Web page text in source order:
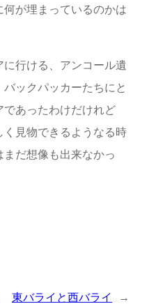
が埋まっているのかは
行ける、アンコール遺
ックパッカーたちにと
であったわけだけれど
く見物できるようなる時
だ想像も出来なかっ
東バライと西バライ →